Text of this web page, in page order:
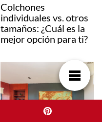
Colchones
individuales vs. otros
tamaños: ¿Cuál es la
mejor opción para ti?